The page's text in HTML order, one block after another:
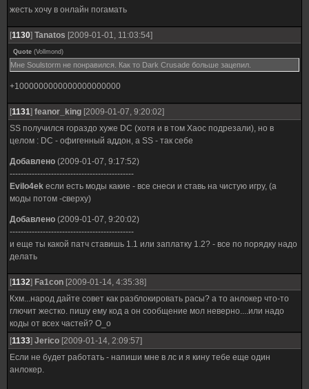
жесть хочу в онлайн погамать
[1130] Tanatos [2009-01-01, 11:03:54]
Quote (Vollmond)
Мне Soulstorm не понравился. Как то Dark Crusade больше зацепил.
+1000000000000000000000
[1131] feanor_king [2009-01-07, 9:20:02]
SS получился гораздо хуже DC (хотя и в том Хаос подрезали), но в
целом : DC - офигенный аддон, а SS - так себе
Добавлено (2009-01-07, 9:17:52)
---------------------------------------------
Evilo4ek если есть моды какие - все снеси и ставь на чистую игру, (а
моды потом -сверху)
Добавлено (2009-01-07, 9:20:02)
---------------------------------------------
и еще ты какой патч ставишь 1.1 или заплатку 1.2? - все по порядку надо
делать
[1132] Fa1con [2009-01-14, 4:35:38]
Кхм...народ дайте совет как разблокировать расы? а то анлокер что-то
глючит жестко. пишу ему код а он сообщение мол неверно....или надо
коды от всех частей? О_о
[1133] Jerico [2009-01-14, 2:09:57]
Если не будет работать - напиши мне в лс и я кину тебе еще один
анлокер.